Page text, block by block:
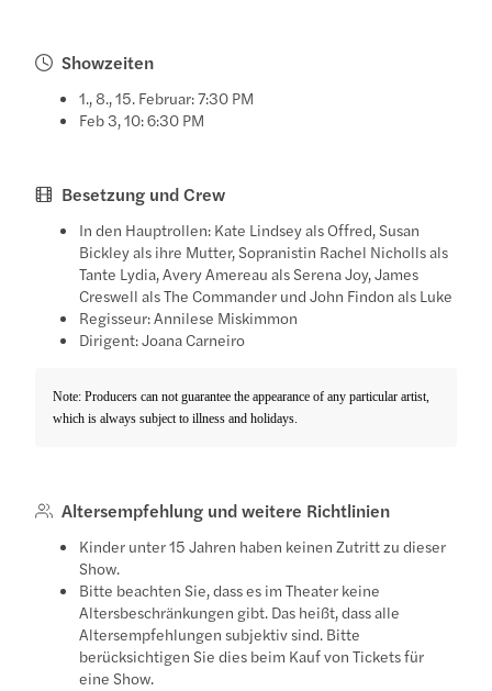
Showzeiten
1., 8., 15. Februar: 7:30 PM
Feb 3, 10: 6:30 PM
Besetzung und Crew
In den Hauptrollen: Kate Lindsey als Offred, Susan
Bickley als ihre Mutter, Sopranistin Rachel Nicholls als
Tante Lydia, Avery Amereau als Serena Joy, James
Creswell als The Commander und John Findon als Luke
Regisseur: Annilese Miskimmon
Dirigent: Joana Carneiro
Note: Producers can not guarantee the appearance of any particular artist,
which is always subject to illness and holidays.
Altersempfehlung und weitere Richtlinien
Kinder unter 15 Jahren haben keinen Zutritt zu dieser
Show.
Bitte beachten Sie, dass es im Theater keine
Altersbeschränkungen gibt. Das heißt, dass alle
Altersempfehlungen subjektiv sind. Bitte
berücksichtigen Sie dies beim Kauf von Tickets für
eine Show.